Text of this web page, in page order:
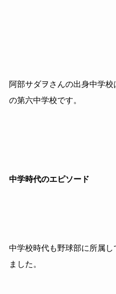
阿部サダヲさんの出身中学
の第六中学校です。
中学時代のエピソード
中学校時代も野球部に所属
ました。